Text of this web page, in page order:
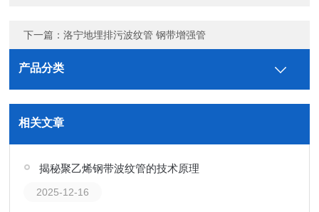
下一篇：洛宁地埋排污波纹管 钢带增强管
产品分类
相关文章
揭秘聚乙烯钢带波纹管的技术原理
2025-12-16